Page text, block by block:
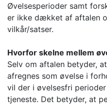
Øvelsesperioder samt
er ikke dækket af aftalen
vilkår/satser.
Hvorfor skelne mellem
Selv om aftalen betyder,
afregnes som øvelse i
vil der i øvelsesfri
tjeneste. Det betyder, at